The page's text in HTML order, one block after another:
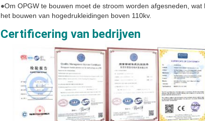
●Om OPGW te bouwen moet de stroom worden afgesneden,
het bouwen van hogedrukleidingen boven 110kv.
Certificering van bedrijven